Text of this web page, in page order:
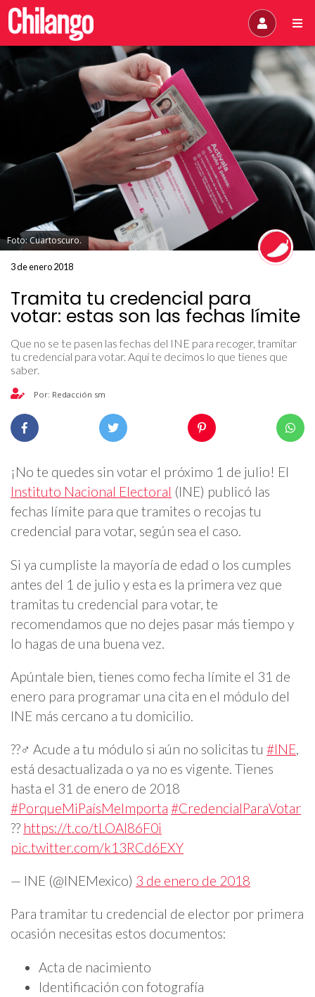
Foto: Cuartoscuro.
3 de enero 2018
Tramita tu credencial para
votar: estas son las fechas límite
Que no se te pasen las fechas del INE para recoger, tramitar
tu credencial para votar. Aquí te decimos lo que tienes que
saber.
Por: Redacción sm
¡No te quedes sin votar el próximo 1 de julio! El
Instituto Nacional Electoral (INE) publicó las
fechas límite para que tramites o recojas tu
credencial para votar, según sea el caso.
Si ya cumpliste la mayoría de edad o los cumples
antes del 1 de julio y esta es la primera vez que
tramitas tu credencial para votar, te
recomendamos que no dejes pasar más tiempo y
lo hagas de una buena vez.
Apúntale bien, tienes como fecha límite el 31 de
enero para programar una cita en el módulo del
INE más cercano a tu domicilio.
??‍♂️ Acude a tu módulo si aún no solicitas tu #INE,
está desactualizada o ya no es vigente. Tienes
hasta el 31 de enero de 2018
#PorqueMiPaísMeImporta #CredencialParaVotar
?? https://t.co/tLOAI86F0i
pic.twitter.com/k13RCd6EXY
— INE (@INEMexico) 3 de enero de 2018
Para tramitar tu credencial de elector por primera
ocasión necesitas estos documentos:
Acta de nacimiento
Identificación con fotografía